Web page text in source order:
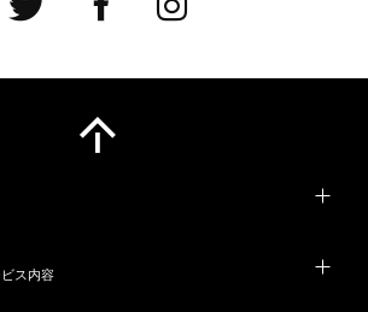
ス内容